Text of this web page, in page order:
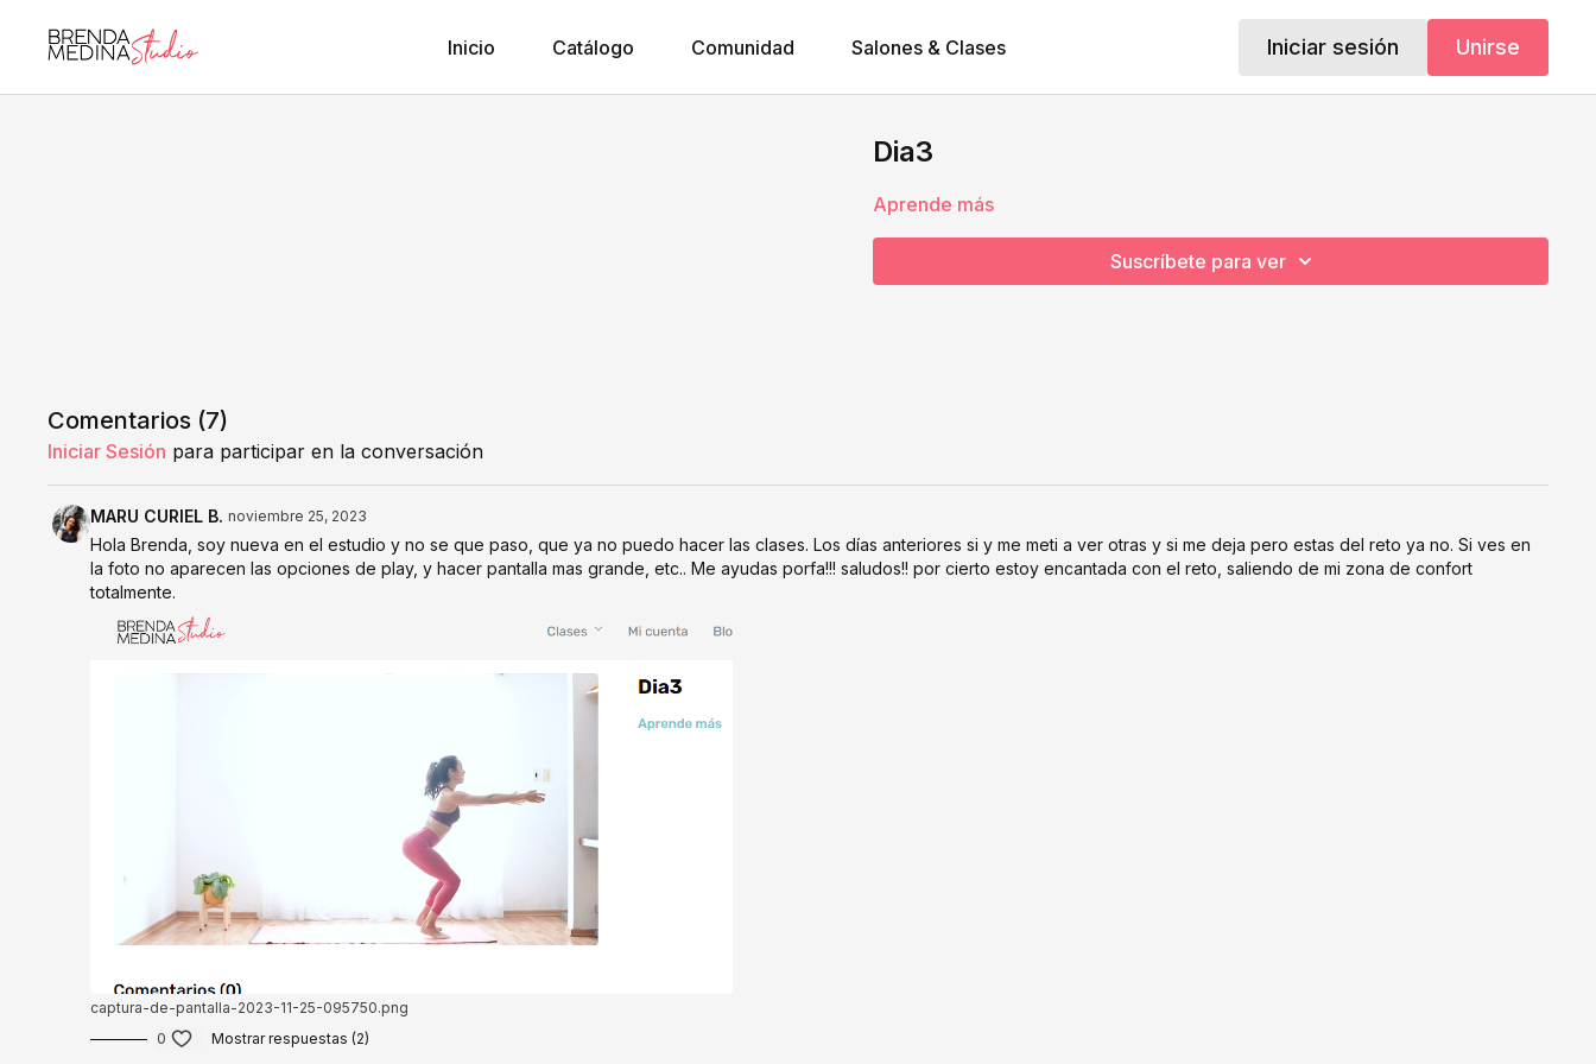
Inicio Catálogo Comunidad Salones & Clases Iniciar sesión Unirse
Dia3
Aprende más
Suscríbete para ver
Comentarios (7)
Iniciar Sesión para participar en la conversación
MARU CURIEL B. noviembre 25, 2023
Hola Brenda, soy nueva en el estudio y no se que paso, que ya no puedo hacer las clases. Los días anteriores si y me meti a ver otras y si me deja pero estas del reto ya no. Si ves en
la foto no aparecen las opciones de play, y hacer pantalla mas grande, etc.. Me ayudas porfa!!! saludos!! por cierto estoy encantada con el reto, saliendo de mi zona de confort
totalmente.
captura-de-pantalla-2023-11-25-095750.png
0
Mostrar respuestas (2)